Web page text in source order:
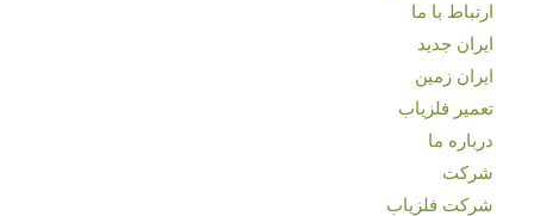
ارتباط با ما
ایران جدید
ایران زمین
تعمیر فلزیاب
درباره ما
شرکت
شرکت فلزیاب